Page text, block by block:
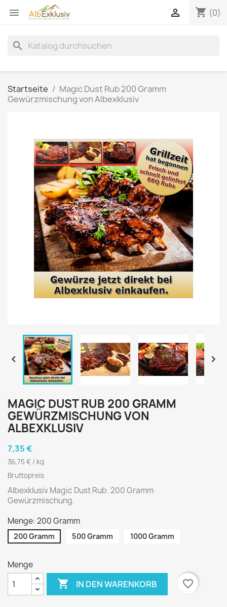
 shopping_cart (0)

search
Startseite
Magic Dust Rub 200 Gramm
Gewürzmischung von Albexklusiv
 
MAGIC DUST RUB 200 GRAMM
GEWÜRZMISCHUNG VON
ALBEXKLUSIV
7,35 €
36,75 € / kg
Bruttopreis
Albexklusiv Magic Dust Rub. 200 Gramm
Gewürzmischung.
Menge: 200 Gramm
200 Gramm 500 Gramm 1000 Gramm
Menge
 IN DEN WARENKORB favorite_border